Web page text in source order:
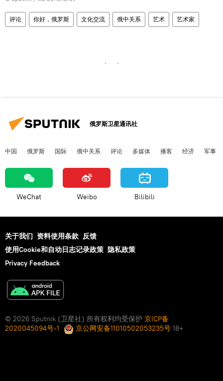
评论 你好，俄罗斯 文化交流 俄中关系 艺术 艺术家
俄罗斯卫星通讯社
中国 俄罗斯 国际 俄中关系 评论 多媒体 播客 经济 军事
WeChat Weibo Bilibili
关于我们 资料使用条款 反馈
使用Cookie和自动日志记录政策 隐私政策
Privacy Feedback
© 2026 Sputnik (卫星社) 所有权利均受保护 京ICP备
2020045094号-1
京公网安备11010502053235号 18+